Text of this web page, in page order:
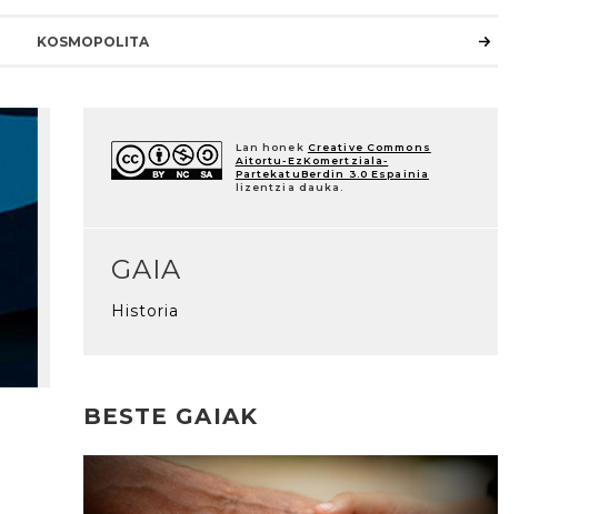
KOSMOPOLITA
Lan honek Creative Commons
Aitortu-EzKomertziala-
PartekatuBerdin 3.0 Espainia
lizentzia dauka.
GAIA
Historia
BESTE GAIAK
Irakurri